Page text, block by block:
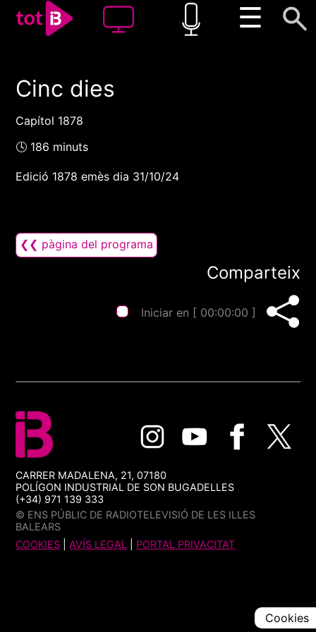
☰
00:00 00:00
Cinc dies
Capítol 1878
🕓 186 minuts
Edició 1878 emès dia 31/10/24
❮❮ pàgina del programa
Comparteix
Iniciar en [ 00:00:00 ]
CARRER MADALENA, 21, 07180
POLÍGON INDUSTRIAL DE SON BUGADELLES
(+34) 971 139 333
© ENS PÚBLIC DE RADIOTELEVISIÓ DE LES ILLES
BALEARS
COOKIES |AVÍS LEGAL PORTAL PRIVACITAT
Cookies